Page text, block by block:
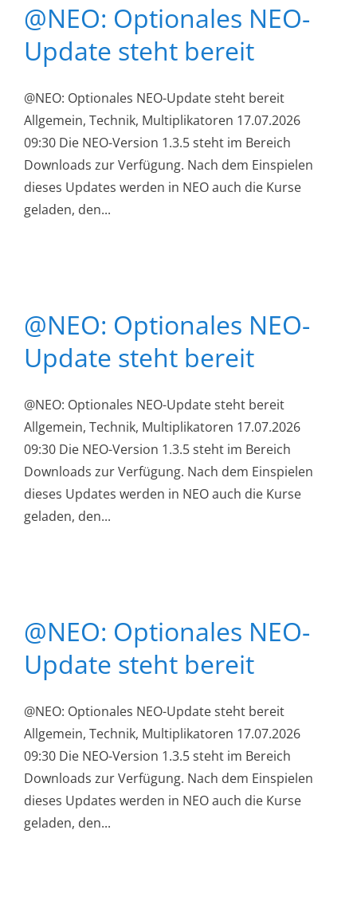
@NEO: Optionales NEO-
Update steht bereit
@NEO: Optionales NEO-Update steht bereit
Allgemein, Technik, Multiplikatoren 17.07.2026
09:30 Die NEO-Version 1.3.5 steht im Bereich
Downloads zur Verfügung. Nach dem Einspielen
dieses Updates werden in NEO auch die Kurse
geladen, den...
@NEO: Optionales NEO-
Update steht bereit
@NEO: Optionales NEO-Update steht bereit
Allgemein, Technik, Multiplikatoren 17.07.2026
09:30 Die NEO-Version 1.3.5 steht im Bereich
Downloads zur Verfügung. Nach dem Einspielen
dieses Updates werden in NEO auch die Kurse
geladen, den...
@NEO: Optionales NEO-
Update steht bereit
@NEO: Optionales NEO-Update steht bereit
Allgemein, Technik, Multiplikatoren 17.07.2026
09:30 Die NEO-Version 1.3.5 steht im Bereich
Downloads zur Verfügung. Nach dem Einspielen
dieses Updates werden in NEO auch die Kurse
geladen, den...